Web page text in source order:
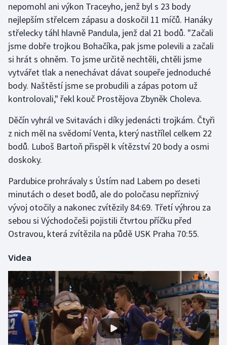
Futsal
Golf
Gymnastika
Házená
Judo
Krasobruslení
Lezení
Lyže a snowboard
Moderní pětiboj
Motorsport
Olympijské hry
Parasport
Plavání
nepomohl ani výkon Traceyho, jenž byl s 23 body
nejlepším střelcem zápasu a doskočil 11 míčů. Hanáky
střelecky táhl hlavně Pandula, jenž dal 21 bodů. "Začali
jsme dobře trojkou Bohačíka, pak jsme polevili a začali
si hrát s ohněm. To jsme určitě nechtěli, chtěli jsme
vytvářet tlak a nenechávat dávat soupeře jednoduché
body. Naštěstí jsme se probudili a zápas potom už
kontrolovali," řekl kouč Prostějova Zbyněk Choleva.
Děčín vyhrál ve Svitavách i díky jedenácti trojkám. Čtyři
z nich měl na svědomí Venta, který nastřílel celkem 22
bodů. Luboš Bartoň přispěl k vítězství 20 body a osmi
doskoky.
Pardubice prohrávaly s Ústím nad Labem po deseti
minutách o deset bodů, ale do poločasu nepříznivý
vývoj otočily a nakonec zvítězily 84:69. Třetí výhrou za
sebou si Východočeši pojistili čtvrtou příčku před
Ostravou, která zvítězila na půdě USK Praha 70:55.
Videa